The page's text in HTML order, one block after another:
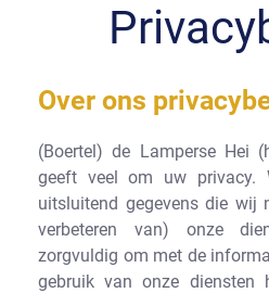
Over ons
(Boertel) de Lamperse Hei
geeft veel om uw privacy.
uitsluitend gegevens die wij
verbeteren van) onze
zorgvuldig om met de
gebruik van onze diensten